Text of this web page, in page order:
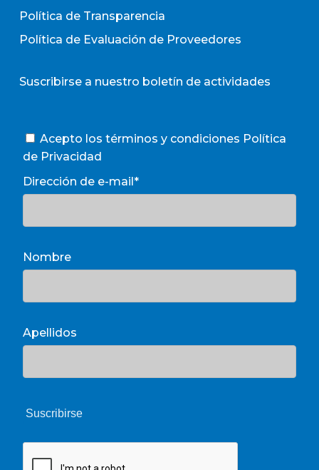
Política de Transparencia
Política de Evaluación de Proveedores
Suscribirse a nuestro boletín de actividades
Acepto los términos y condiciones Política
de Privacidad
Dirección de e-mail*
Nombre
Apellidos